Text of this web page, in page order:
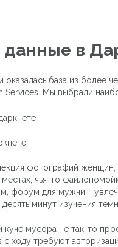
данные в
база из более
Services. Мы выбрали
фотографий женщин,
чья-то
форум для мужчин,
минут изучения
куче мусора не так-то
с ходу требуют